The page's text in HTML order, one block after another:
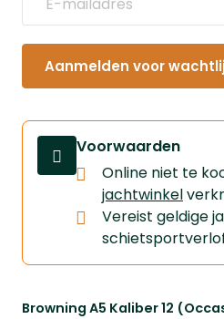
Browning A5 Kaliber 12
Aanmelden voor
Voorwaarden
Online niet te
jachtwinkel
⁠Vereist geldige